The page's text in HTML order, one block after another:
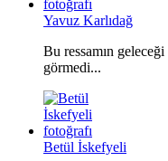
Yavuz Karlıdağ
Bu ressamın
görmedi...
Betül İskefyeli